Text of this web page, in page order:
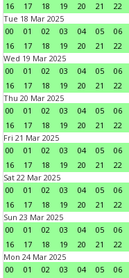
16
17 18 19 20 21 22
Tue 18 Mar 2025
00
01 02 03 04 05 06
16
17 18 19 20 21 22
Wed 19 Mar 2025
00
01 02 03 04 05 06
16
17 18 19 20 21 22
Thu 20 Mar 2025
00
01 02 03 04 05 06
16
17 18 19 20 21 22
Fri 21 Mar 2025
00
01 02 03 04 05 06
16
17 18 19 20 21 22
Sat 22 Mar 2025
00
01 02 03 04 05 06
16
17 18 19 20 21 22
Sun 23 Mar 2025
00
01 02 03 04 05 06
16
17 18 19 20 21 22
Mon 24 Mar 2025
00
01 02 03 04 05 06